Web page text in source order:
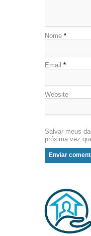
Nome *
Email *
Website
Salvar meus
próxima vez